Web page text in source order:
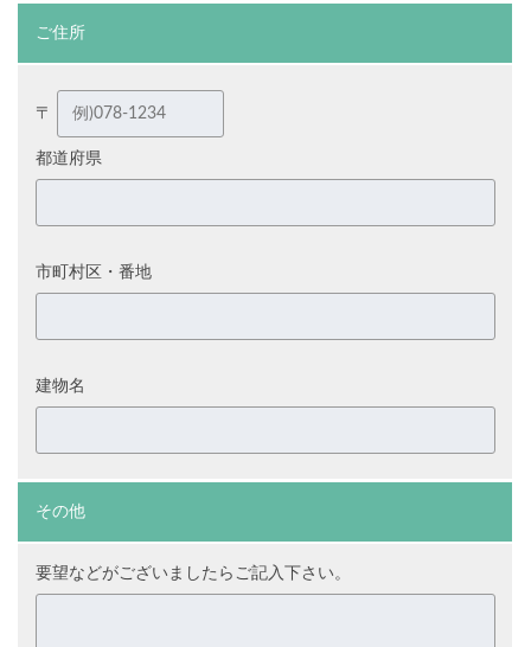
ご住所
〒
都道府県
市町村区・番地
建物名
その他
要望などがございましたらご記入下さい。